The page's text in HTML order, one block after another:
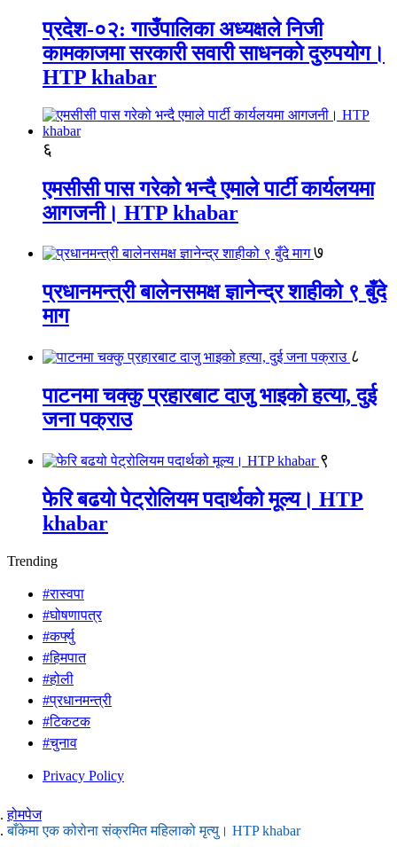
प्रदेश-०२: गाउँपालिका अध्यक्षले निजी
कामकाजमा सरकारी सवारी साधनको दुरुपयोग।
HTP khabar
६
एमसीसी पास गरेको भन्दै एमाले पार्टी कार्यलयमा
आगजनी। HTP khabar
७
प्रधानमन्त्री बालेनसमक्ष ज्ञानेन्द्र शाहीको ९ बुँदे
माग
८
पाटनमा चक्कु प्रहारबाट दाजु भाइको हत्या, दुई
जना पक्राउ
९
फेरि बढयो पेट्रोलियम पदार्थको मूल्य। HTP
khabar
Trending
#रास्वपा
#घोषणापत्र
#कर्फ्यु
#हिमपात
#होली
#प्रधानमन्त्री
#टिकटक
#चुनाव
Privacy Policy
होमपेज
बाँकेमा एक कोरोना संक्रमित महिलाको मृत्यु। HTP khabar